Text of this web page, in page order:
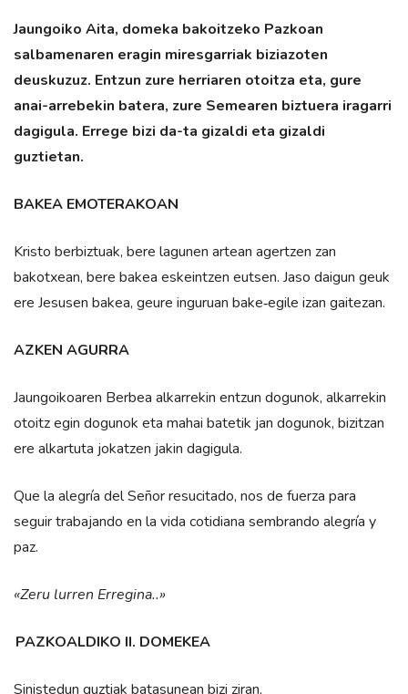
Jaungoiko Aita, domeka bakoitzeko Pazkoan
salbamenaren eragin miresgarriak biziazoten
deuskuzuz. Entzun zure herriaren otoitza eta, gure
anai-arrebekin batera, zure Semearen biztuera iragarri
dagigula. Errege bizi da-ta gizaldi eta gizaldi
guztietan.
BAKEA EMOTERAKOAN
Kristo berbiztuak, bere lagunen artean agertzen zan
bakotxean, bere bakea eskeintzen eutsen. Jaso daigun geuk
ere Jesusen bakea, geure inguruan bake‑egile izan gaitezan.
AZKEN AGURRA
Jaungoikoaren Berbea alkarrekin entzun dogunok, alkarrekin
otoitz egin dogunok eta mahai batetik jan dogunok, bizitzan
ere alkartuta jokatzen jakin dagigula.
Que la alegría del Señor resucitado, nos de fuerza para
seguir trabajando en la vida cotidiana sembrando alegría y
paz.
«Zeru lurren Erregina..»
PAZKOALDIKO II. DOMEKEA
Sinistedun guztiak batasunean bizi ziran,